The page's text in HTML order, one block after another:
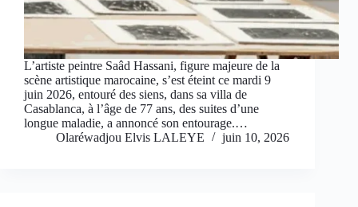
L’artiste peintre Saâd Hassani, figure majeure de la
scène artistique marocaine, s’est éteint ce mardi 9
juin 2026, entouré des siens, dans sa villa de
Casablanca, à l’âge de 77 ans, des suites d’une
longue maladie, a annoncé son entourage.…
Olaréwadjou Elvis LALEYE
juin 10, 2026